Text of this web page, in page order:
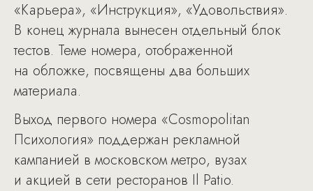
«Карьера», «Инструкция», «Удовольствия».
В конец журнала вынесен отдельный блок
тестов. Теме номера, отображенной
на обложке, посвящены два больших
материала.
Выход первого номера «Cosmopolitan
Психология» поддержан рекламной
кампанией в московском метро, вузах
и акцией в сети ресторанов Il Patio.